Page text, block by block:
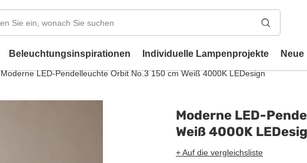
Beleuchtungsinspirationen Individuelle Lampenprojekte
Moderne LED-Pendelleuchte Orbit No.3 150 cm Weiß 4000K LEDesign
Moderne LED-
Weiß 4000K
+ Auf die vergleichsliste